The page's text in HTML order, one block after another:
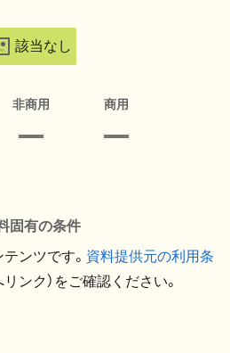
該当なし
非商用 商用
固有の条件
ンツです。 資料提供元の利用条
リンク）をご確認ください。